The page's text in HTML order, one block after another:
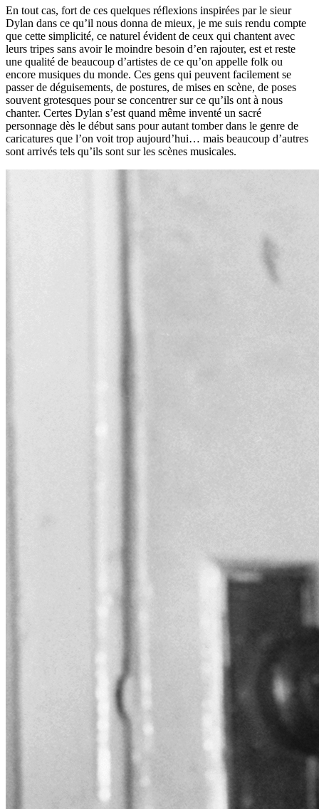
En tout cas, fort de ces quelques réflexions inspirées par le sieur
Dylan dans ce qu’il nous donna de mieux, je me suis rendu compte
que cette simplicité, ce naturel évident de ceux qui chantent avec
leurs tripes sans avoir le moindre besoin d’en rajouter, est et reste
une qualité de beaucoup d’artistes de ce qu’on appelle folk ou
encore musiques du monde. Ces gens qui peuvent facilement se
passer de déguisements, de postures, de mises en scène, de poses
souvent grotesques pour se concentrer sur ce qu’ils ont à nous
chanter. Certes Dylan s’est quand même inventé un sacré
personnage dès le début sans pour autant tomber dans le genre de
caricatures que l’on voit trop aujourd’hui… mais beaucoup d’autres
sont arrivés tels qu’ils sont sur les scènes musicales.